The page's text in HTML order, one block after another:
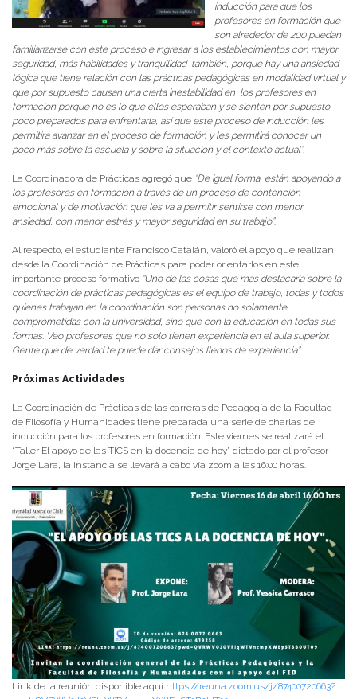
inducción para que los
profesores en formación que
son alrededor de 200 puedan
familiarizarse con este proceso e ingresar a los establecimientos con mayor
seguridad, más habilidades y tranquilidad también, porque hay una ansiedad
lógica que tiene relación con las prácticas pedagógicas en modalidad virtual y
que por supuesto causan una cierta inestabilidad en los profesores en
formación porque no es lo que ellos esperaban y se sienten por supuesto
poco preparados para enfrentarla, así que este proceso de inducción les
permitirá avanzar en el proceso de formación y les permitirá conocer un
poco más sobre la escuela y sobre la situación y el contexto actual”.
La Coordinadora de Prácticas agregó que “De igual forma, están apoyando a
los profesores en formación a través de un proceso de contención
emocional y de motivación que les va a permitir sentirse con menor
ansiedad, con menor estrés y mayor seguridad en su trabajo”.
Al respecto, el estudiante Francisco Catalán, valoró el apoyo que realizan
desde la Coordinación de Prácticas para poder orientarlos en este
importante proceso formativo “Uno de las cosas que más destacaría sobre la
coordinación de prácticas pedagógicas es el equipo de trabajo, todas y todos
quienes trabajan en la coordinación son personas no solamente
comprometidas con la universidad, sino que con la educación en todas sus
formas. Veo profesores que no solo tienen experiencia en el aula superior.
Gente que de verdad te puede dar consejos llenos de experiencia”.
Próximas Actividades
La Coordinación de Prácticas de las carreras de Pedagogía de la Facultad
de Filosofía y Humanidades tiene preparada una serie de charlas de
inducción para los profesores en formación. Este viernes se realizará el
“Taller El apoyo de las TICS en la docencia de hoy” dictado por el profesor
Jorge Lara, la instancia se llevará a cabo vía zoom a las 16:00 horas.
Link de la reunión disponible aquí https://reuna.zoom.us/j/87400720663?